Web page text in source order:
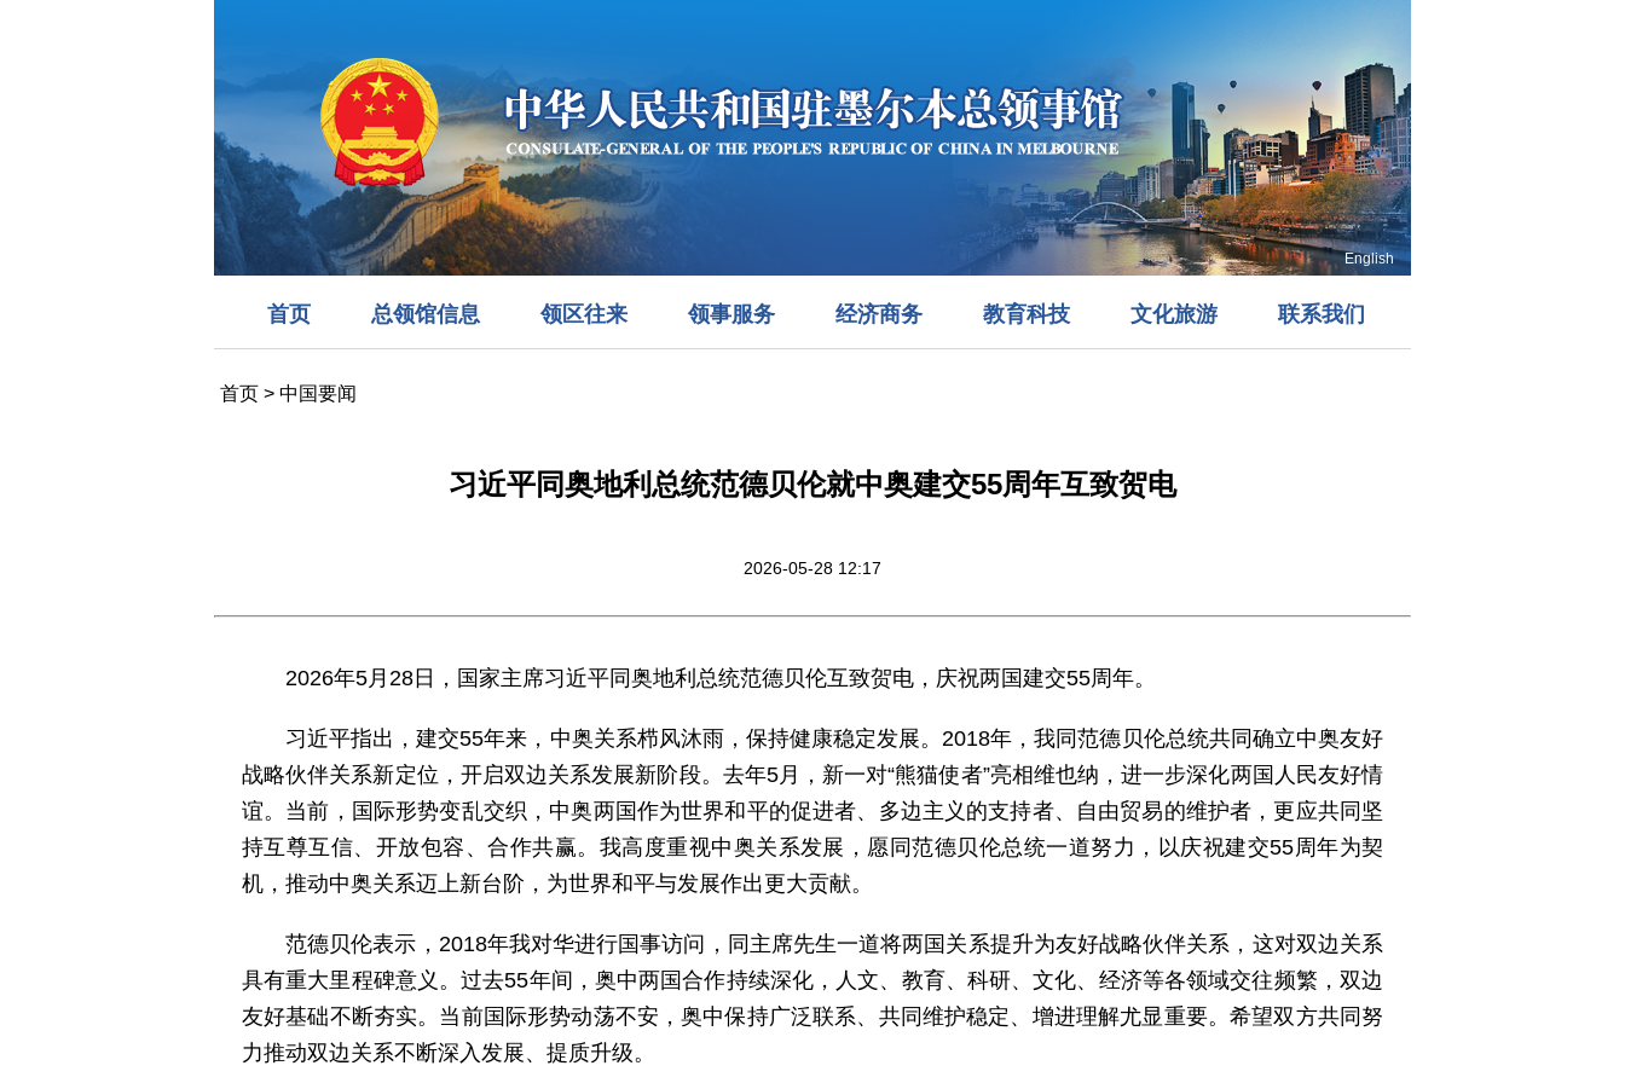
English
首页 总领馆信息 领区往来 领事服务 经济商务 教育科技 文化旅游 联系我们
首页 > 中国要闻
习近平同奥地利总统范德贝伦就中奥建交55周年互致贺电
2026-05-28 12:17
2026年5月28日，国家主席习近平同奥地利总统范德贝伦互致贺电，庆祝两国建交55周年。
习近平指出，建交55年来，中奥关系栉风沐雨，保持健康稳定发展。2018年，我同范德贝伦总统共同确立中奥友好
战略伙伴关系新定位，开启双边关系发展新阶段。去年5月，新一对“熊猫使者”亮相维也纳，进一步深化两国人民友好情
谊。当前，国际形势变乱交织，中奥两国作为世界和平的促进者、多边主义的支持者、自由贸易的维护者，更应共同坚
持互尊互信、开放包容、合作共赢。我高度重视中奥关系发展，愿同范德贝伦总统一道努力，以庆祝建交55周年为契
机，推动中奥关系迈上新台阶，为世界和平与发展作出更大贡献。
范德贝伦表示，2018年我对华进行国事访问，同主席先生一道将两国关系提升为友好战略伙伴关系，这对双边关系
具有重大里程碑意义。过去55年间，奥中两国合作持续深化，人文、教育、科研、文化、经济等各领域交往频繁，双边
友好基础不断夯实。当前国际形势动荡不安，奥中保持广泛联系、共同维护稳定、增进理解尤显重要。希望双方共同努
力推动双边关系不断深入发展、提质升级。